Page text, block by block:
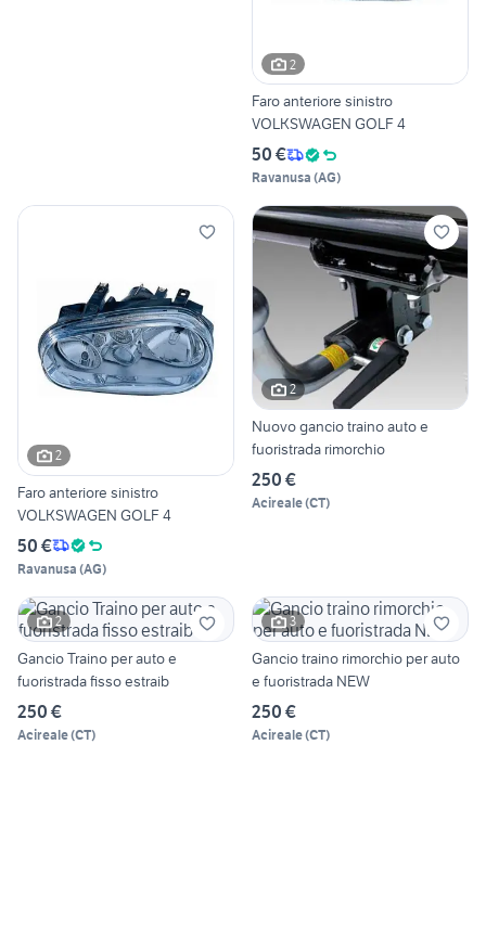
2
Faro anteriore sinistro
VOLKSWAGEN GOLF 4
50 €
Ravanusa (AG)
2
Faro anteriore sinistro
VOLKSWAGEN GOLF 4
50 €
Ravanusa (AG)
2
Nuovo gancio traino auto e
fuoristrada rimorchio
250 €
Acireale(CT)
2
Gancio Traino per auto e
fuoristrada fisso estraib
250 €
Acireale(CT)
3
Gancio traino rimorchio per auto
e fuoristrada NEW
250 €
Acireale(CT)